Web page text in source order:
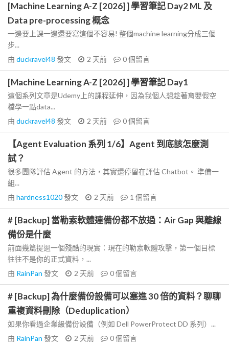
[Machine Learning A-Z [2026] ] 學習筆記 Day2 ML 及
Data pre-processing 概念
一邊要上課一邊還要寫這個不容易! 整個machine learning分成三個
步...
由 duckravel48 發文 2 天前 0個留言
[Machine Learning A-Z [2026] ] 學習筆記 Day1
這個系列文章是Udemy上的課程延伸，因為我個人想趁著育嬰假空
檔學一點data...
由 duckravel48 發文 2 天前 0個留言
【Agent Evaluation 系列 1/6】Agent 到底該怎麼測
試？
很多團隊評估 Agent 的方法，其實還停留在評估 Chatbot。 準備一
組...
由 hardness1020發文 2 天前 1 個留言
# [Backup] 當勒索軟體連備份都不放過：Air Gap 與離線
備份是什麼
前面幾篇提過一個殘酷的現實：現在的勒索軟體攻擊，第一個目標
往往不是你的正式資料，...
由 RainPan 發文 2 天前 0個留言
# [Backup] 為什麼備份設備可以塞進 30 倍的資料？聊聊
重複資料刪除（Deduplication）
如果你看過企業級備份設備（例如 Dell PowerProtect DD 系列）...
由 RainPan 發文 2 天前 0個留言